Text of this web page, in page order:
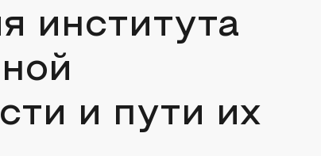
института
и пути их